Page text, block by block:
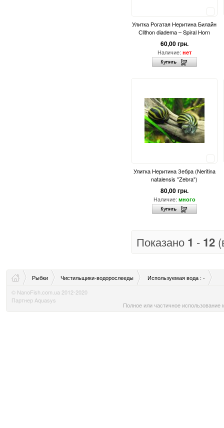
Улитка Рогатая Неритина Билайн
Сlithon diadema – Spiral Horn
60,00 грн.
Наличие: нет
Улитка Неритина Зебра (Neritina
natalensis "Zebra")
80,00 грн.
Наличие: много
Показано 1 - 12
Рыбки Чистильщики-водорослееды
Используемая вода : -
© NanoFish.com.ua 2012-2020
Партнер Aquasys
Полное или частичное